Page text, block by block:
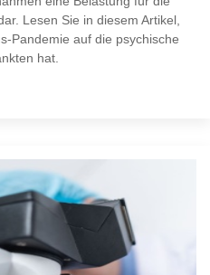
Lesen Sie in diesem Artikel,
Pandemie auf die psychische
hat.